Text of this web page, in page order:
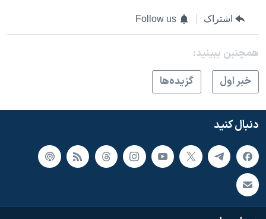
اشتراک Follow us
همچنبن ببینید:
خبر اول
گزيده‌ها
دنبال کنید